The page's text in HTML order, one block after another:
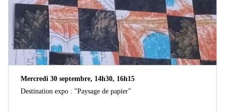
Mercredi 30 septembre, 14h30, 16h15
Destination expo : "Paysage de papier"